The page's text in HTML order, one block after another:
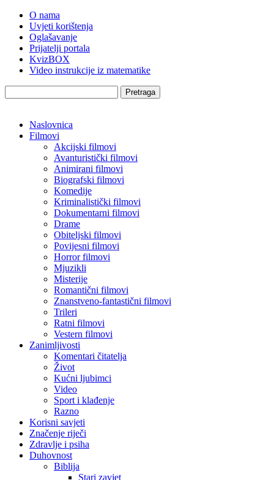
O nama
Uvjeti korištenja
Oglašavanje
Prijatelji portala
KvizBOX
Video instrukcije iz matematike
Pretraga
Naslovnica
Filmovi
Akcijski filmovi
Avanturistički filmovi
Animirani filmovi
Biografski filmovi
Komedije
Kriminalistički filmovi
Dokumentarni filmovi
Drame
Obiteljski filmovi
Povijesni filmovi
Horror filmovi
Mjuzikli
Misterije
Romantični filmovi
Znanstveno-fantastični filmovi
Trileri
Ratni filmovi
Vestern filmovi
Zanimljivosti
Komentari čitatelja
Život
Kućni ljubimci
Video
Sport i klađenje
Razno
Korisni savjeti
Značenje riječi
Zdravlje i psiha
Duhovnost
Biblija
Stari zavjet